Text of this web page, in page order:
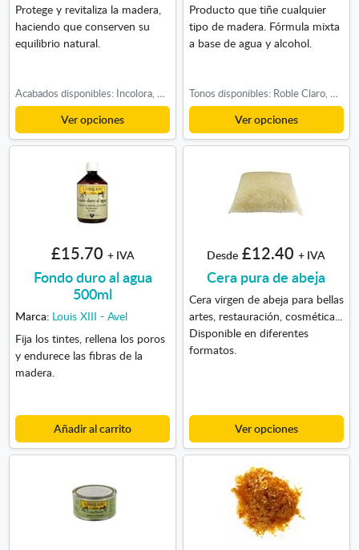
Protege y revitaliza la madera,
haciendo que conserven su
equilibrio natural.
Acabados disponibles: Incolora, Nogal
Ver opciones
Producto que tiñe cualquier
tipo de madera. Fórmula mixta
a base de agua y alcohol.
Tonos disponibles: Roble Claro, Roble Oscuro, Cerezo
Ver opciones
£15.70 + IVA
Fondo duro al agua
500ml
Marca: Louis XIII - Avel
Fija los tintes, rellena los poros
y endurece las fibras de la
madera.
Añadir al carrito
Desde £12.40 + IVA
Cera pura de abeja
Cera virgen de abeja para bellas
artes, restauración, cosmética...
Disponible en diferentes
formatos.
Ver opciones